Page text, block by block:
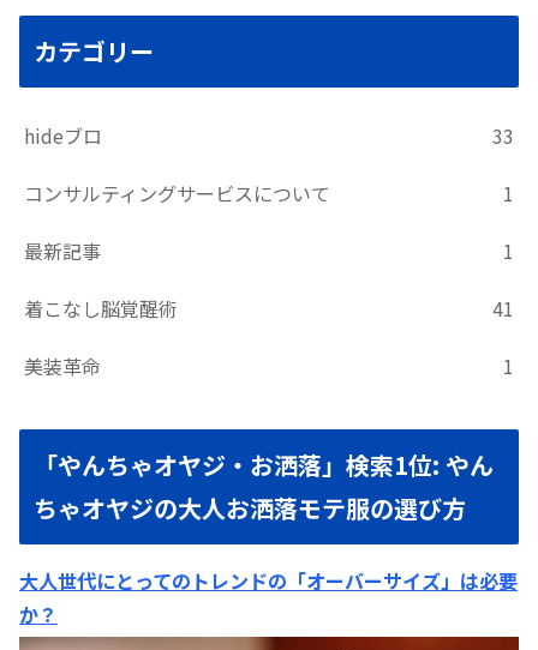
カテゴリー
hideブロ
33
コンサルティングサービスについて
1
最新記事
1
着こなし脳覚醒術
41
美装革命
1
「やんちゃオヤジ・お洒落」検索1位: やん
ちゃオヤジの大人お洒落モテ服の選び方
大人世代にとってのトレンドの「オーバーサイズ」は必要
か？